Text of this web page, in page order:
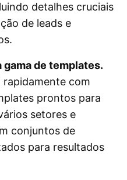
detalhes cruciais
de leads e
gama de templates.
rapidamente com
prontos para
setores e
conjuntos de
para resultados